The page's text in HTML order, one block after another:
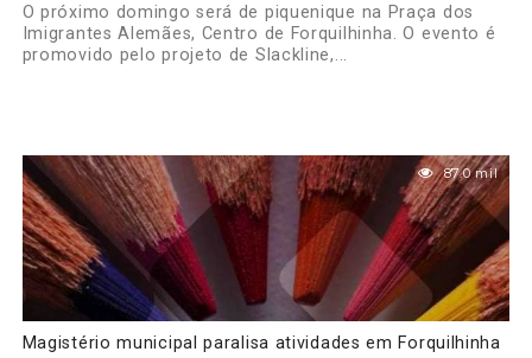
O próximo domingo será de piquenique na Praça dos
Imigrantes Alemães, Centro de Forquilhinha. O evento é
promovido pelo projeto de Slackline,...
87.0 mil
Magistério municipal paralisa atividades em Forquilhinha